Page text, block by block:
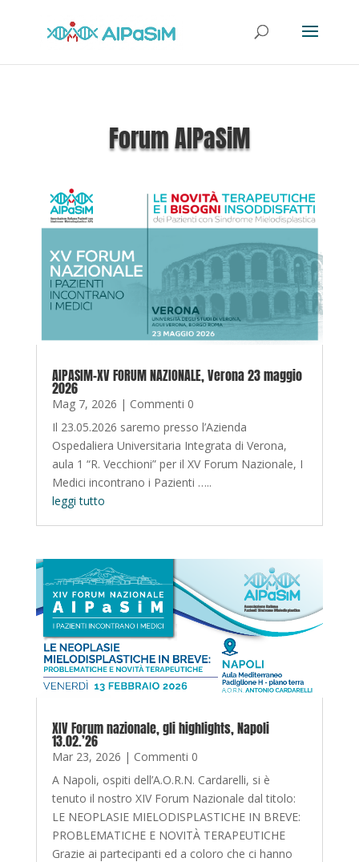
Forum AIPaSiM
AIPASIM-XV FORUM NAZIONALE, Verona 23 maggio
2026
Mag 7, 2026 | Commenti 0
Il 23.05.2026 saremo presso l’Azienda
Ospedaliera Universitaria Integrata di Verona,
aula 1 “R. Vecchioni” per il XV Forum Nazionale, I
Medici incontrano i Pazienti …..
leggi tutto
XIV Forum nazionale, gli highlights, Napoli
13.02.’26
Mar 23, 2026 | Commenti 0
A Napoli, ospiti dell’A.O.R.N. Cardarelli, si è
tenuto il nostro XIV Forum Nazionale dal titolo:
LE NEOPLASIE MIELODISPLASTICHE IN BREVE:
PROBLEMATICHE E NOVITÀ TERAPEUTICHE
Grazie ai partecipanti ed a coloro che ci hanno